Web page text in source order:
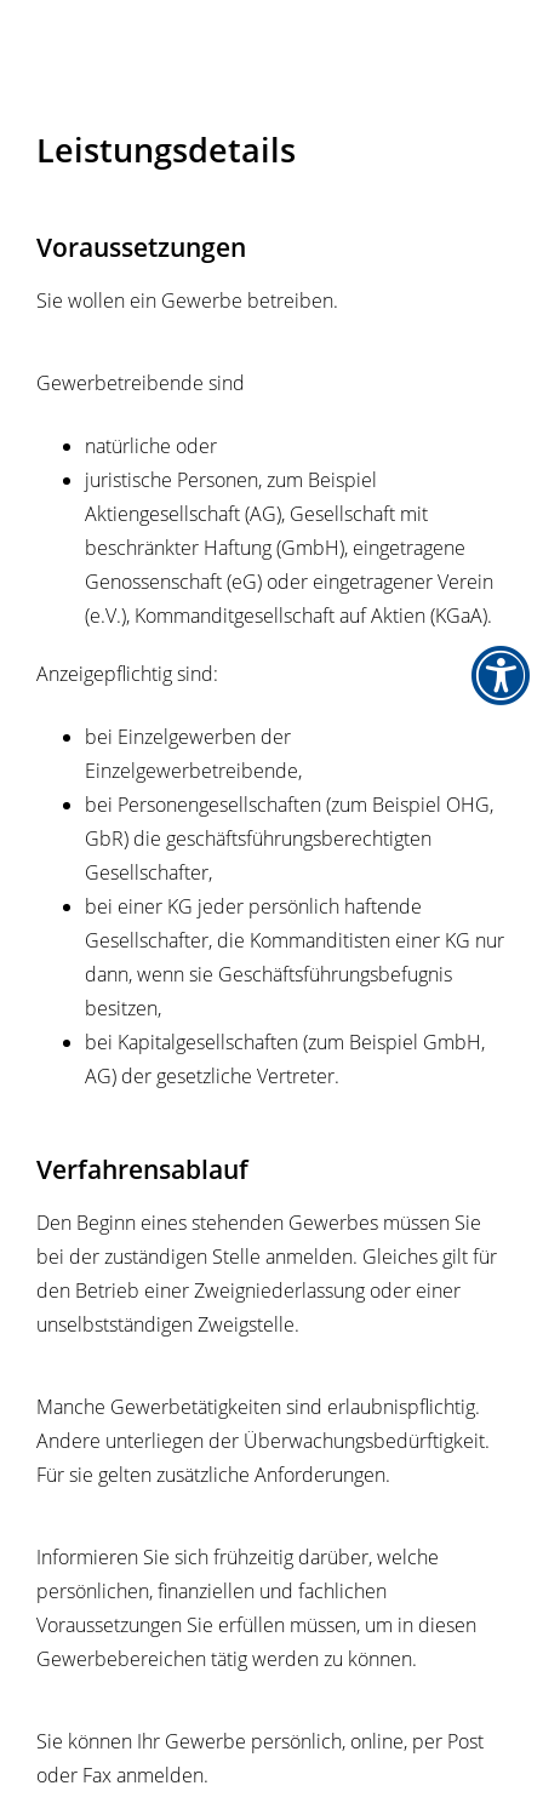
Leistungsdetails
Voraussetzungen
Sie wollen ein Gewerbe betreiben.
Gewerbetreibende sind
natürliche oder
juristische Personen, zum Beispiel
Aktiengesellschaft (AG), Gesellschaft mit
beschränkter Haftung (GmbH), eingetragene
Genossenschaft (eG) oder eingetragener Verein
(e.V.), Kommanditgesellschaft auf Aktien (KGaA).
Anzeigepflichtig sind:
bei Einzelgewerben der
Einzelgewerbetreibende,
bei Personengesellschaften (zum Beispiel OHG,
GbR) die geschäftsführungsberechtigten
Gesellschafter,
bei einer KG jeder persönlich haftende
Gesellschafter, die Kommanditisten einer KG nur
dann, wenn sie Geschäftsführungsbefugnis
besitzen,
bei Kapitalgesellschaften (zum Beispiel GmbH,
AG) der gesetzliche Vertreter.
Verfahrensablauf
Den Beginn eines stehenden Gewerbes müssen Sie
bei der zuständigen Stelle anmelden. Gleiches gilt für
den Betrieb einer Zweigniederlassung oder einer
unselbstständigen Zweigstelle.
Manche Gewerbetätigkeiten sind erlaubnispflichtig.
Andere unterliegen der Überwachungsbedürftigkeit.
Für sie gelten zusätzliche Anforderungen.
Informieren Sie sich frühzeitig darüber, welche
persönlichen, finanziellen und fachlichen
Voraussetzungen Sie erfüllen müssen, um in diesen
Gewerbebereichen tätig werden zu können.
Sie können Ihr Gewerbe persönlich, online, per Post
oder Fax anmelden.